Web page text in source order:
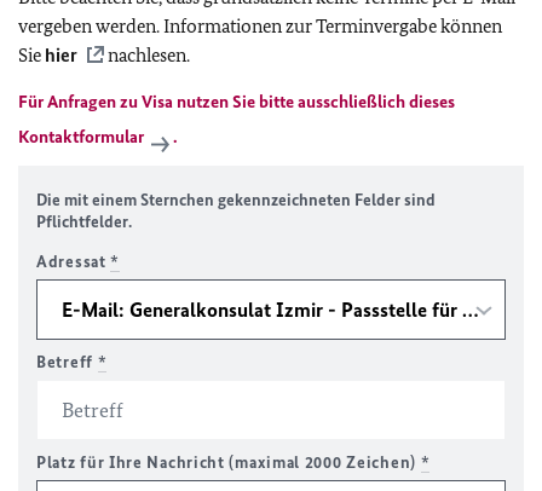
vergeben werden. Informationen zur Terminvergabe können
Sie hier nachlesen.
Für Anfragen zu Visa nutzen Sie bitte ausschließlichdieses
Kontaktformular
.
Die mit einem Sternchen gekennzeichneten Felder sind
Pflichtfelder.
Adressat*
Betreff *
Platz für Ihre Nachricht (maximal 2000 Zeichen) *